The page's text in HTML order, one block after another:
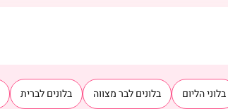
בלוני הליום בלונים לבר מצווה בלונים לברית